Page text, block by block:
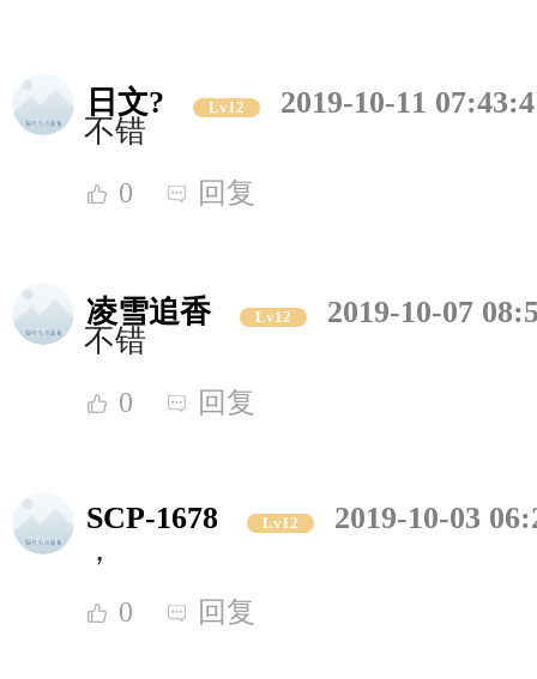
日文? Lv12
2019-10-11
不错
0 回复
凌雪追香 Lv12
2019-10-07
不错
0 回复
SCP-1678 Lv12
2019-10-03
，
0 回复